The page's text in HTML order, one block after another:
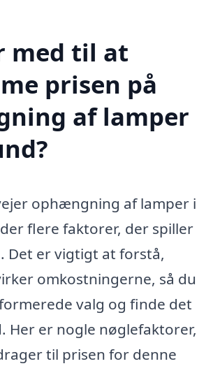
med til at
prisen på
af lamper
ophængning af lamper i
flere faktorer, der spiller
Det er vigtigt at forstå,
omkostningerne, så du
valg og finde det
Her er nogle nøglefaktorer,
til prisen for denne